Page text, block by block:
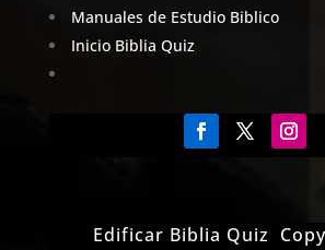
Manuales de Estudio Biblico
Inicio Biblia Quiz
Edificar Biblia Quiz